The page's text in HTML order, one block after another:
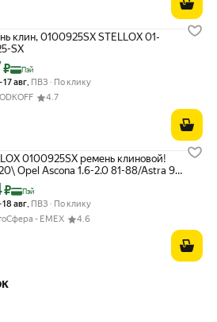
клин, 0100925SX STELLOX 01-
SX
картой Яндекс Пэй 577 ₽ вместо
₽ Пэй
17 авг, ПВЗ
По клику
4.7
0100925SX ремень клиновой!
Opel Ascona 1.6-2.0 81-88/Astra 92-
картой Яндекс Пэй 554 ₽ вместо
₽ Пэй
18 авг ПВЗ
По клику
- ЕМЕХ
4.6